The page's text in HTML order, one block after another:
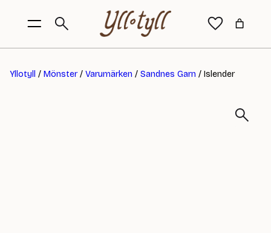
Yllotyll / Mönster/ Varumärken / Sandnes Garn / Islender